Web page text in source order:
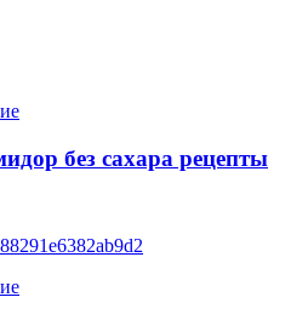
без сахара рецепты